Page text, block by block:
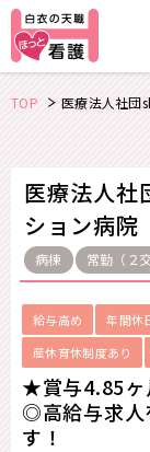
TOP 医療法人社団
医療法人
ション病院
病棟 常勤（２
給与高め 年間休
産休育休制度あり
★賞与4.85
◎高給与求人
す！